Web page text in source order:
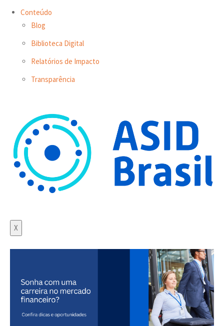
Conteúdo
Blog
Biblioteca Digital
Relatórios de Impacto
Transparência
X